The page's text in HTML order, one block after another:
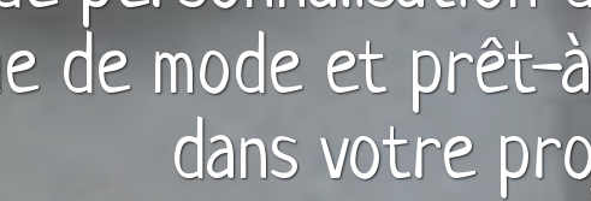
de mode et
dans votre